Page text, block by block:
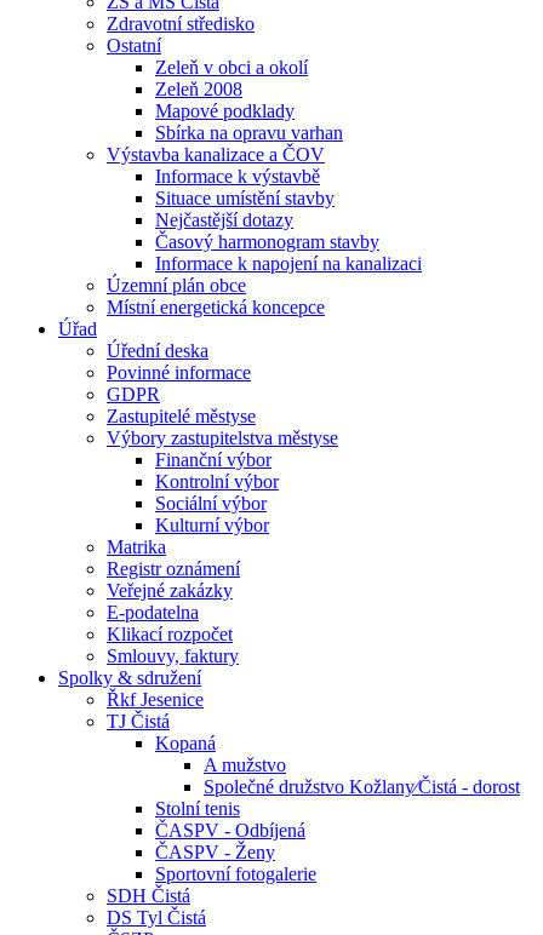
Zdravotní středisko
Ostatní
Zeleň v obci a okolí
Zeleň 2008
Mapové podklady
Sbírka na opravu varhan
Výstavba kanalizace a ČOV
Informace k výstavbě
Situace umístění stavby
Nejčastější dotazy
Časový harmonogram stavby
Informace k napojení na kanalizaci
Územní plán obce
Místní energetická koncepce
Úřad
Úřední deska
Povinné informace
GDPR
Zastupitelé městyse
Výbory zastupitelstva městyse
Finanční výbor
Kontrolní výbor
Sociální výbor
Kulturní výbor
Matrika
Registr oznámení
Veřejné zakázky
E-podatelna
Klikací rozpočet
Smlouvy, faktury
Spolky & sdružení
Řkf Jesenice
TJ Čistá
Kopaná
A mužstvo
Společné družstvo Kožlany⁄Čistá - dorost
Stolní tenis
ČASPV - Odbíjená
ČASPV - Ženy
Sportovní fotogalerie
SDH Čistá
DS Tyl Čistá